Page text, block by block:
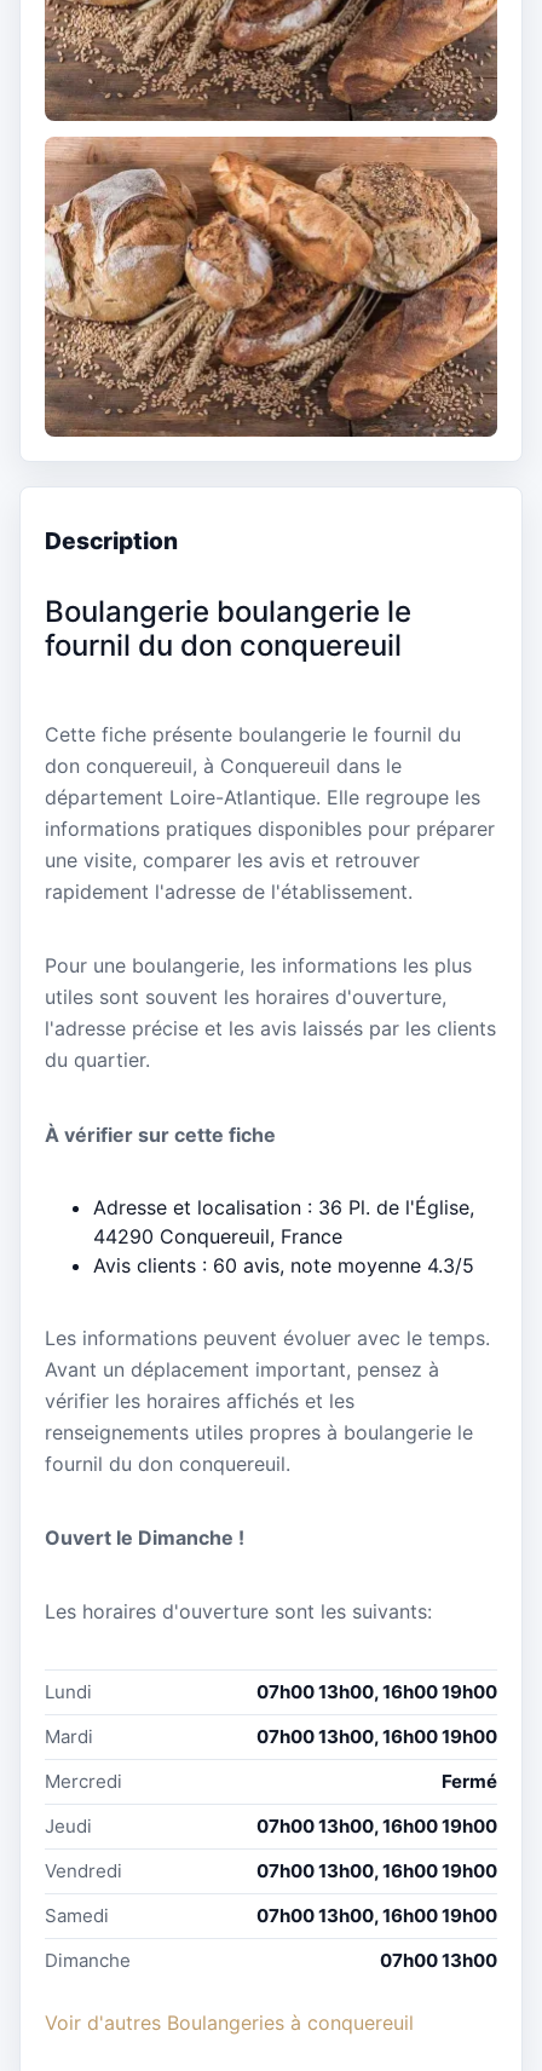
Description
Boulangerie boulangerie le
fournil du don conquereuil
Cette fiche présente boulangerie le fournil du
don conquereuil, à Conquereuil dans le
département Loire-Atlantique. Elle regroupe les
informations pratiques disponibles pour préparer
une visite, comparer les avis et retrouver
rapidement l'adresse de l'établissement.
Pour une boulangerie, les informations les plus
utiles sont souvent les horaires d'ouverture,
l'adresse précise et les avis laissés par les clients
du quartier.
À vérifier sur cette fiche
Adresse et localisation : 36 Pl. de l'Église,
44290 Conquereuil, France
Avis clients : 60 avis, note moyenne 4.3/5
Les informations peuvent évoluer avec le temps.
Avant un déplacement important, pensez à
vérifier les horaires affichés et les
renseignements utiles propres à boulangerie le
fournil du don conquereuil.
Ouvert le Dimanche !
Les horaires d'ouverture sont les suivants:
Lundi
07h00 13h00, 16h00 19h00
Mardi
07h00 13h00, 16h00 19h00
Mercredi
Fermé
Jeudi
07h00 13h00, 16h00 19h00
Vendredi
07h00 13h00, 16h00 19h00
Samedi
07h00 13h00, 16h00 19h00
Dimanche
07h00 13h00
Voir d'autres Boulangeries à conquereuil